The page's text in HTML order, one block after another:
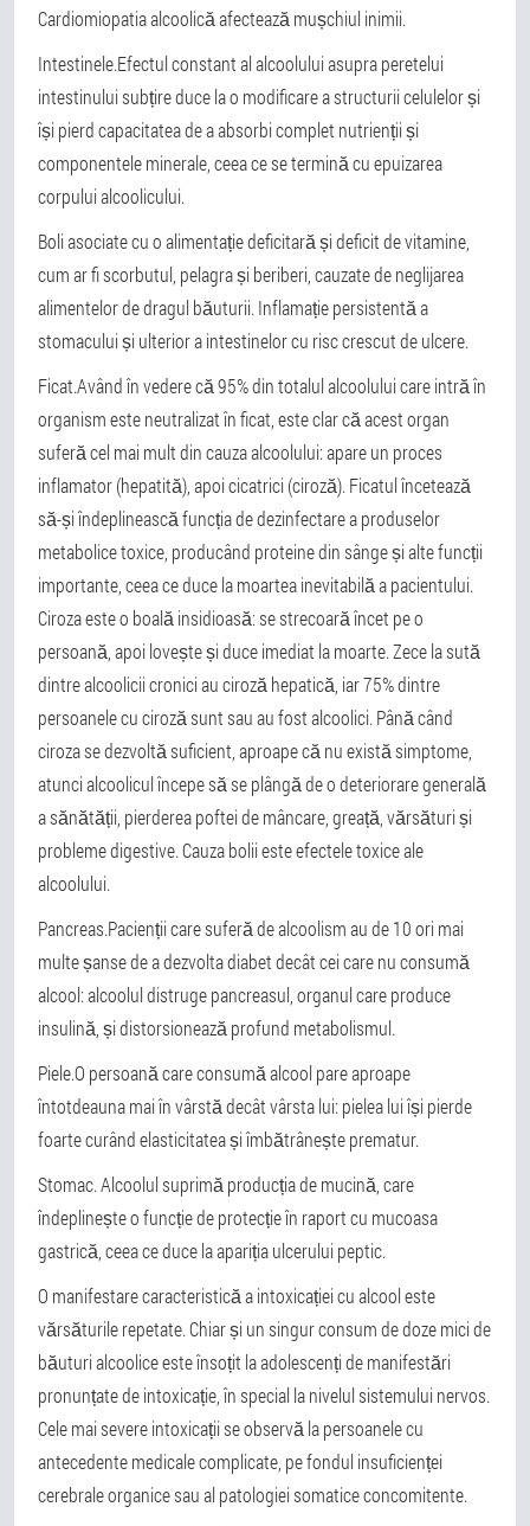
Cardiomiopatia alcoolică afectează mușchiul inimii.
Intestinele.Efectul constant al alcoolului asupra peretelui
intestinului subțire duce la o modificare a structurii celulelor și
își pierd capacitatea de a absorbi complet nutrienții și
componentele minerale, ceea ce se termină cu epuizarea
corpului alcoolicului.
Boli asociate cu o alimentație deficitară și deficit de vitamine
cum ar fi scorbutul, pelagra și beriberi, cauzate de neglijarea
alimentelor de dragul băuturii. Inflamație persistentă a
stomacului și ulterior a intestinelor cu risc crescut de ulcere.
Ficat.Având în vedere că 95% din totalul alcoolului care intră în
organism este neutralizat în ficat, este clar că acest organ
suferă cel mai mult din cauza alcoolului: apare un proces
inflamator (hepatită), apoi cicatrici (ciroză). Ficatul încetează
să-și îndeplinească funcția de dezinfectare a produselor
metabolice toxice, producând proteine din sânge și alte funcții
importante, ceea ce duce la moartea inevitabilă a pacientului.
Ciroza este o boală insidioasă: se strecoară încet pe o
persoană, apoi lovește și duce imediat la moarte. Zece la sută
dintre alcoolicii cronici au ciroză hepatică, iar 75% dintre
persoanele cu ciroză sunt sau au fost alcoolici. Până când
ciroza se dezvoltă suficient, aproape că nu există simptome,
atunci alcoolicul începe să se plângă de o deteriorare generală
a sănătății, pierderea poftei de mâncare, greață, vărsături și
probleme digestive. Cauza bolii este efectele toxice ale
alcoolului.
Pancreas.Pacienții care suferă de alcoolism au de 10 ori mai
multe șanse de a dezvolta diabet decât cei care nu consumă
alcool: alcoolul distruge pancreasul, organul care produce
insulină, și distorsionează profund metabolismul.
Piele.O persoană care consumă alcool pare aproape
întotdeauna mai în vârstă decât vârsta lui: pielea lui își pierde
foarte curând elasticitatea și îmbătrânește prematur.
Stomac. Alcoolul suprimă producția de mucină, care
îndeplinește o funcție de protecție în raport cu mucoasa
gastrică, ceea ce duce la apariția ulcerului peptic.
O manifestare caracteristică a intoxicației cu alcool este
vărsăturile repetate. Chiar și un singur consum de doze mici de
băuturi alcoolice este însoțit la adolescenți de manifestări
pronunțate de intoxicație, în special la nivelul sistemului nervos.
Cele mai severe intoxicații se observă la persoanele cu
antecedente medicale complicate, pe fondul insuficienței
cerebrale organice sau al patologiei somatice concomitente.